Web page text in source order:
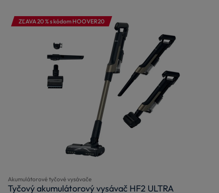
ZĽAVA 20 % s kódom HOOVER20
Akumulátorové tyčové vysávače
Tyčový akumulátorový vysávač HF2 ULTRA